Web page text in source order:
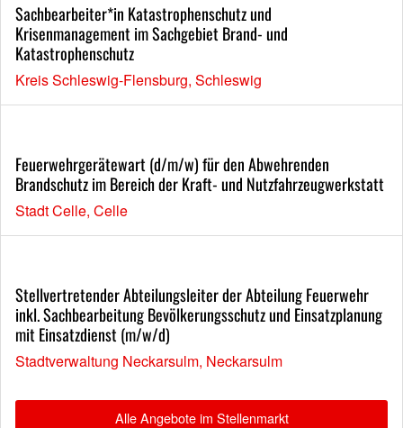
Sachbearbeiter*in Katastrophenschutz und
Krisenmanagement im Sachgebiet Brand- und
Katastrophenschutz
Kreis Schleswig-Flensburg, Schleswig
Feuerwehrgerätewart (d/m/w) für den Abwehrenden
Brandschutz im Bereich der Kraft- und Nutzfahrzeugwerkstatt
Stadt Celle, Celle
Stellvertretender Abteilungsleiter der Abteilung Feuerwehr
inkl. Sachbearbeitung Bevölkerungsschutz und Einsatzplanung
mit Einsatzdienst (m/w/d)
Stadtverwaltung Neckarsulm, Neckarsulm
Alle Angebote im Stellenmarkt